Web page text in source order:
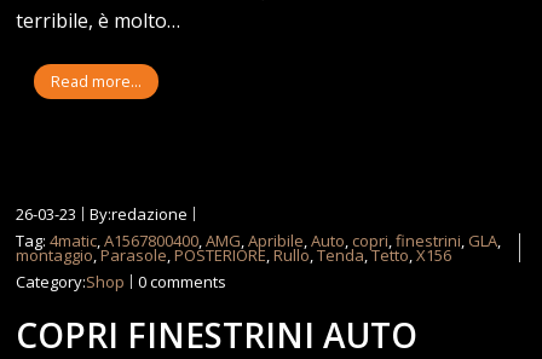
terribile, è molto…
Read more...
26-03-23
By:redazione
Tag:4matic,A1567800400,AMG,Apribile,Auto, copri,finestrini, GLA,
montaggio,Parasole,POSTERIORE,Rullo,Tenda,Tetto,X156
Category:Shop 0 comments
COPRI FINESTRINI AUTO